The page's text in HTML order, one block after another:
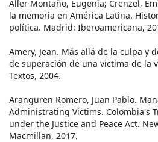
Aller Montaño, Eugenia; Crenzel,
la memoria en América Latina.
política. Madrid: Iberoamericana,
Amery, Jean. Más allá de la culpa y
de superación de una víctima de la
Textos, 2004.
Aranguren Romero, Juan Pablo.
Administrating Victims. Colombia's
under the Justice and Peace Act.
Macmillan, 2017.